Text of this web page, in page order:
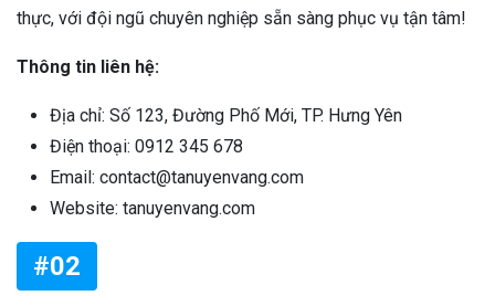
thực, với đội ngũ chuyên nghiệp sẵn sàng phục vụ tận tâm!
Thông tin liên hệ:
Địa chỉ: Số 123, Đường Phố Mới, TP. Hưng Yên
Điện thoại: 0912 345 678
Email: contact@tanuyenvang.com
Website: tanuyenvang.com
#02